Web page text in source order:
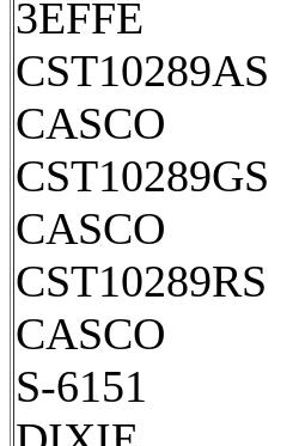
3EFFE
CST10289AS
CASCO
CST10289GS
CASCO
CST10289RS
CASCO
S-6151